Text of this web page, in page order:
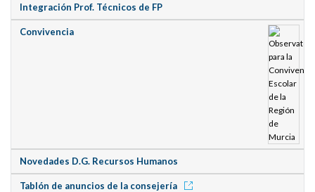
Integración Prof. Técnicos de FP
Convivencia
Novedades D.G. Recursos Humanos
Tablón de anuncios de la consejería